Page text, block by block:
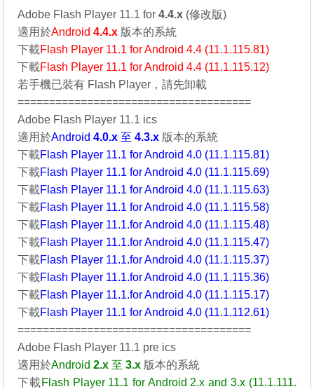
Adobe Flash Player 11.1 for4.4.x (修改版)
適用於Android4.4.x 版本的系統
下載Flash Player 11.1 for Android 4.4 (11.1.115.81)
下載Flash Player 11.1 for Android 4.4 (11.1.115.12)
若手機已裝有 Flash Player，請先卸載
=====================================
Adobe Flash Player 11.1 ics
適用於Android 4.0.x 至 4.3.x 版本的系統
下載Flash Player 11.1 for Android 4.0 (11.1.115.81)
下載Flash Player 11.1 for Android 4.0 (11.1.115.69)
下載Flash Player 11.1 for Android 4.0 (11.1.115.63)
下載Flash Player 11.1 for Android 4.0 (11.1.115.58)
下載Flash Player 11.1.for Android 4.0 (11.1.115.48)
下載Flash Player 11.1.for Android 4.0 (11.1.115.47)
下載Flash Player 11.1.for Android 4.0 (11.1.115.37)
下載Flash Player 11.1.for Android 4.0 (11.1.115.36)
下載Flash Player 11.1.for Android 4.0 (11.1.115.17)
下載Flash Player 11.1 for Android 4.0 (11.1.112.61)
=====================================
Adobe Flash Player 11.1 pre ics
適用於Android2.x 至3.x 版本的系統
下載 Flash Player 11.1 for Android 2.x and 3.x (11.1.111.